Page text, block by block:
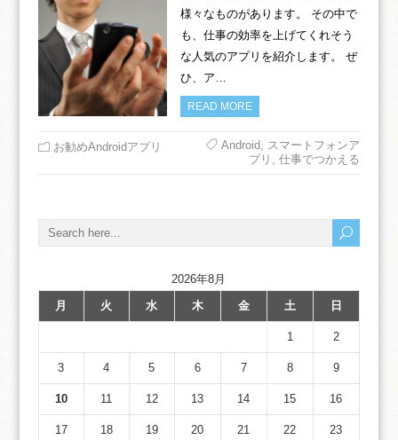
様々なものがあります。 その中で
も、仕事の効率を上げてくれそう
な人気のアプリを紹介します。 ぜ
ひ、ア…
READ MORE
お勧めAndroidアプリ Android
スマートフォンア
プリ
,仕事でつかえる
2026年8月
月
火 水 木 金 土 日
1 2
3 4 5 6 7 8 9
10 11 12 13 14 15 16
17 18 19 20 21 22 23